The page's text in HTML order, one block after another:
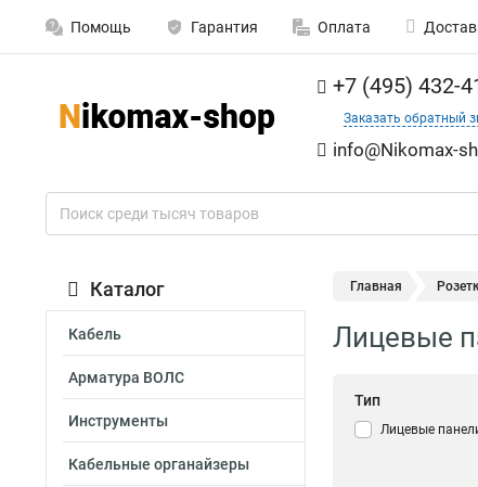
Помощь Гарантия Оплата
+7 (495) 432-
Заказать обратный
info@Nikomax-
Каталог
Кабель
Арматура ВОЛС
Инструменты
Кабельные органайзеры
Главная
Лицевые
Тип
Лицевые